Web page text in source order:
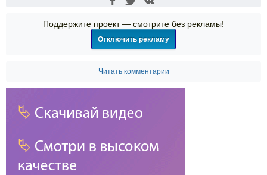
Поддержите проект — смотрите без рекламы!
Отключить рекламу
Читать комментарии